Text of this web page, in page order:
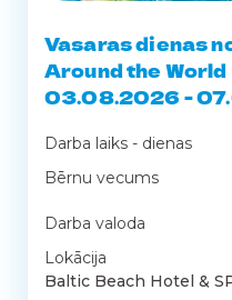
Vasaras dienas
Around the World
03.08.2026 -
Darba laiks - dienas
Bērnu vecums
Darba valoda
Lokācija
Baltic Beach Hotel &